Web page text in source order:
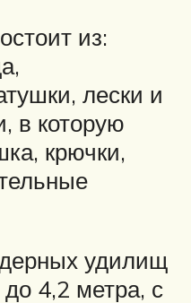
из:
лески и
в которую
крючки,
удилищ
4,2 метра, с